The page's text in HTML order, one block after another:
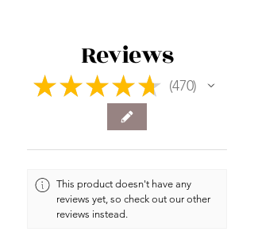
Reviews
★ ★ ★ ★ ★ 470
470
This product doesn't have any
reviews yet, so check out our other
reviews instead.